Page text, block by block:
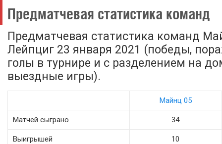
Предматчевая статистика команд
Предматчевая статистика команд
Лейпциг 23 января 2021 (победы,
голы в турнире и с разделением на
выездные игры).
Майнц 05
Матчей сыграно 34
Выигрышей 10